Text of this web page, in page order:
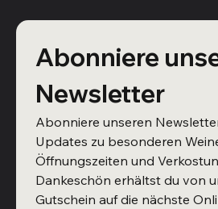
Abonniere
Newsletter
Abonniere unseren
Updates zu besonderen
Öffnungszeiten und
Dankeschön erhältst du von
Gutschein auf die nächste